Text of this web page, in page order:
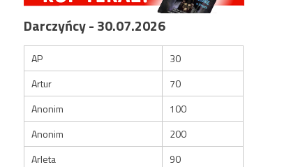
Darczyńcy - 30.07.2026
AP
30
Artur
70
Anonim
100
Anonim
200
Arleta
90